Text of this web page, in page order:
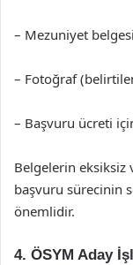
– Mezuniyet
– Fotoğraf
– Başvuru ücreti
Belgelerin eksiksiz
başvuru sürecinin
önemlidir.
4. ÖSYM Aday